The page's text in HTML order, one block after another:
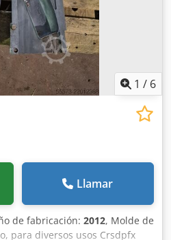
1 / 6
Llamar
de fabricación: 2012, Molde de
para diversos usos Crsdpfx